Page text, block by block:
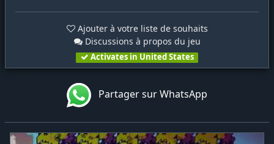
Ajouter à votre liste de souhaits
Discussions à propos du jeu
Activates in United States
Partager sur WhatsApp